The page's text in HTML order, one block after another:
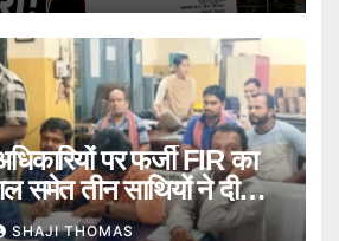
पर फर्जी FIR का
समेत तीन साथियों ने दी
SHAJI THOMAS